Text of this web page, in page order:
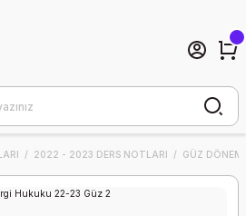
2022 - 2023 DERS NOTLARI GÜZ DÖNEMİ